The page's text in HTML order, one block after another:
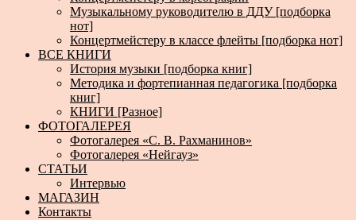
Музыкальному руководителю в ДДУ [подборка
нот]
Концертмейстеру в классе флейты [подборка нот]
ВСЕ КНИГИ
История музыки [подборка книг]
Методика и фортепианная педагогика [подборка
книг]
КНИГИ [Разное]
ФОТОГАЛЕРЕЯ
Фотогалерея «С. В. Рахманинов»
Фотогалерея «Нейгауз»
СТАТЬИ
Интервью
МАГАЗИН
Контакты